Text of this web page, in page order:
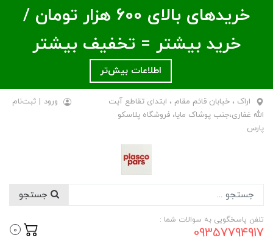
خریدهای بالای ۶00 هزار تومان /
خرید بیشتر = تخفیف بیشتر
اطلاعات بیش‌تر
اراک ، خیابان قائم مقام ، ابتدای تقاطع آیت
الله غفاری،جنب پوشاک مایا، فروشگاه پلاسکو
پارس
ورود | ثبت‌نام
تلفن پاسخگویی به سوالات شما :
09357794917
0